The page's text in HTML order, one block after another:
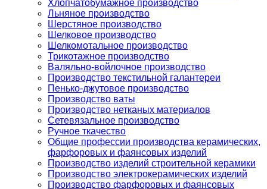
Хлопчатобумажное производство
Льняное производство
Шерстяное производство
Шелковое производство
Шелкомотальное производство
Трикотажное производство
Валяльно-войлочное производство
Производство текстильной галантереи
Пенько-джутовое производство
Производство ваты
Производство нетканых материалов
Сетевязальное производство
Ручное ткачество
Общие профессии производства керамических,
фарфоровых и фаянсовых изделий
Производство изделий строительной керамики
Производство электрокерамических изделий
Производство фарфоровых и фаянсовых